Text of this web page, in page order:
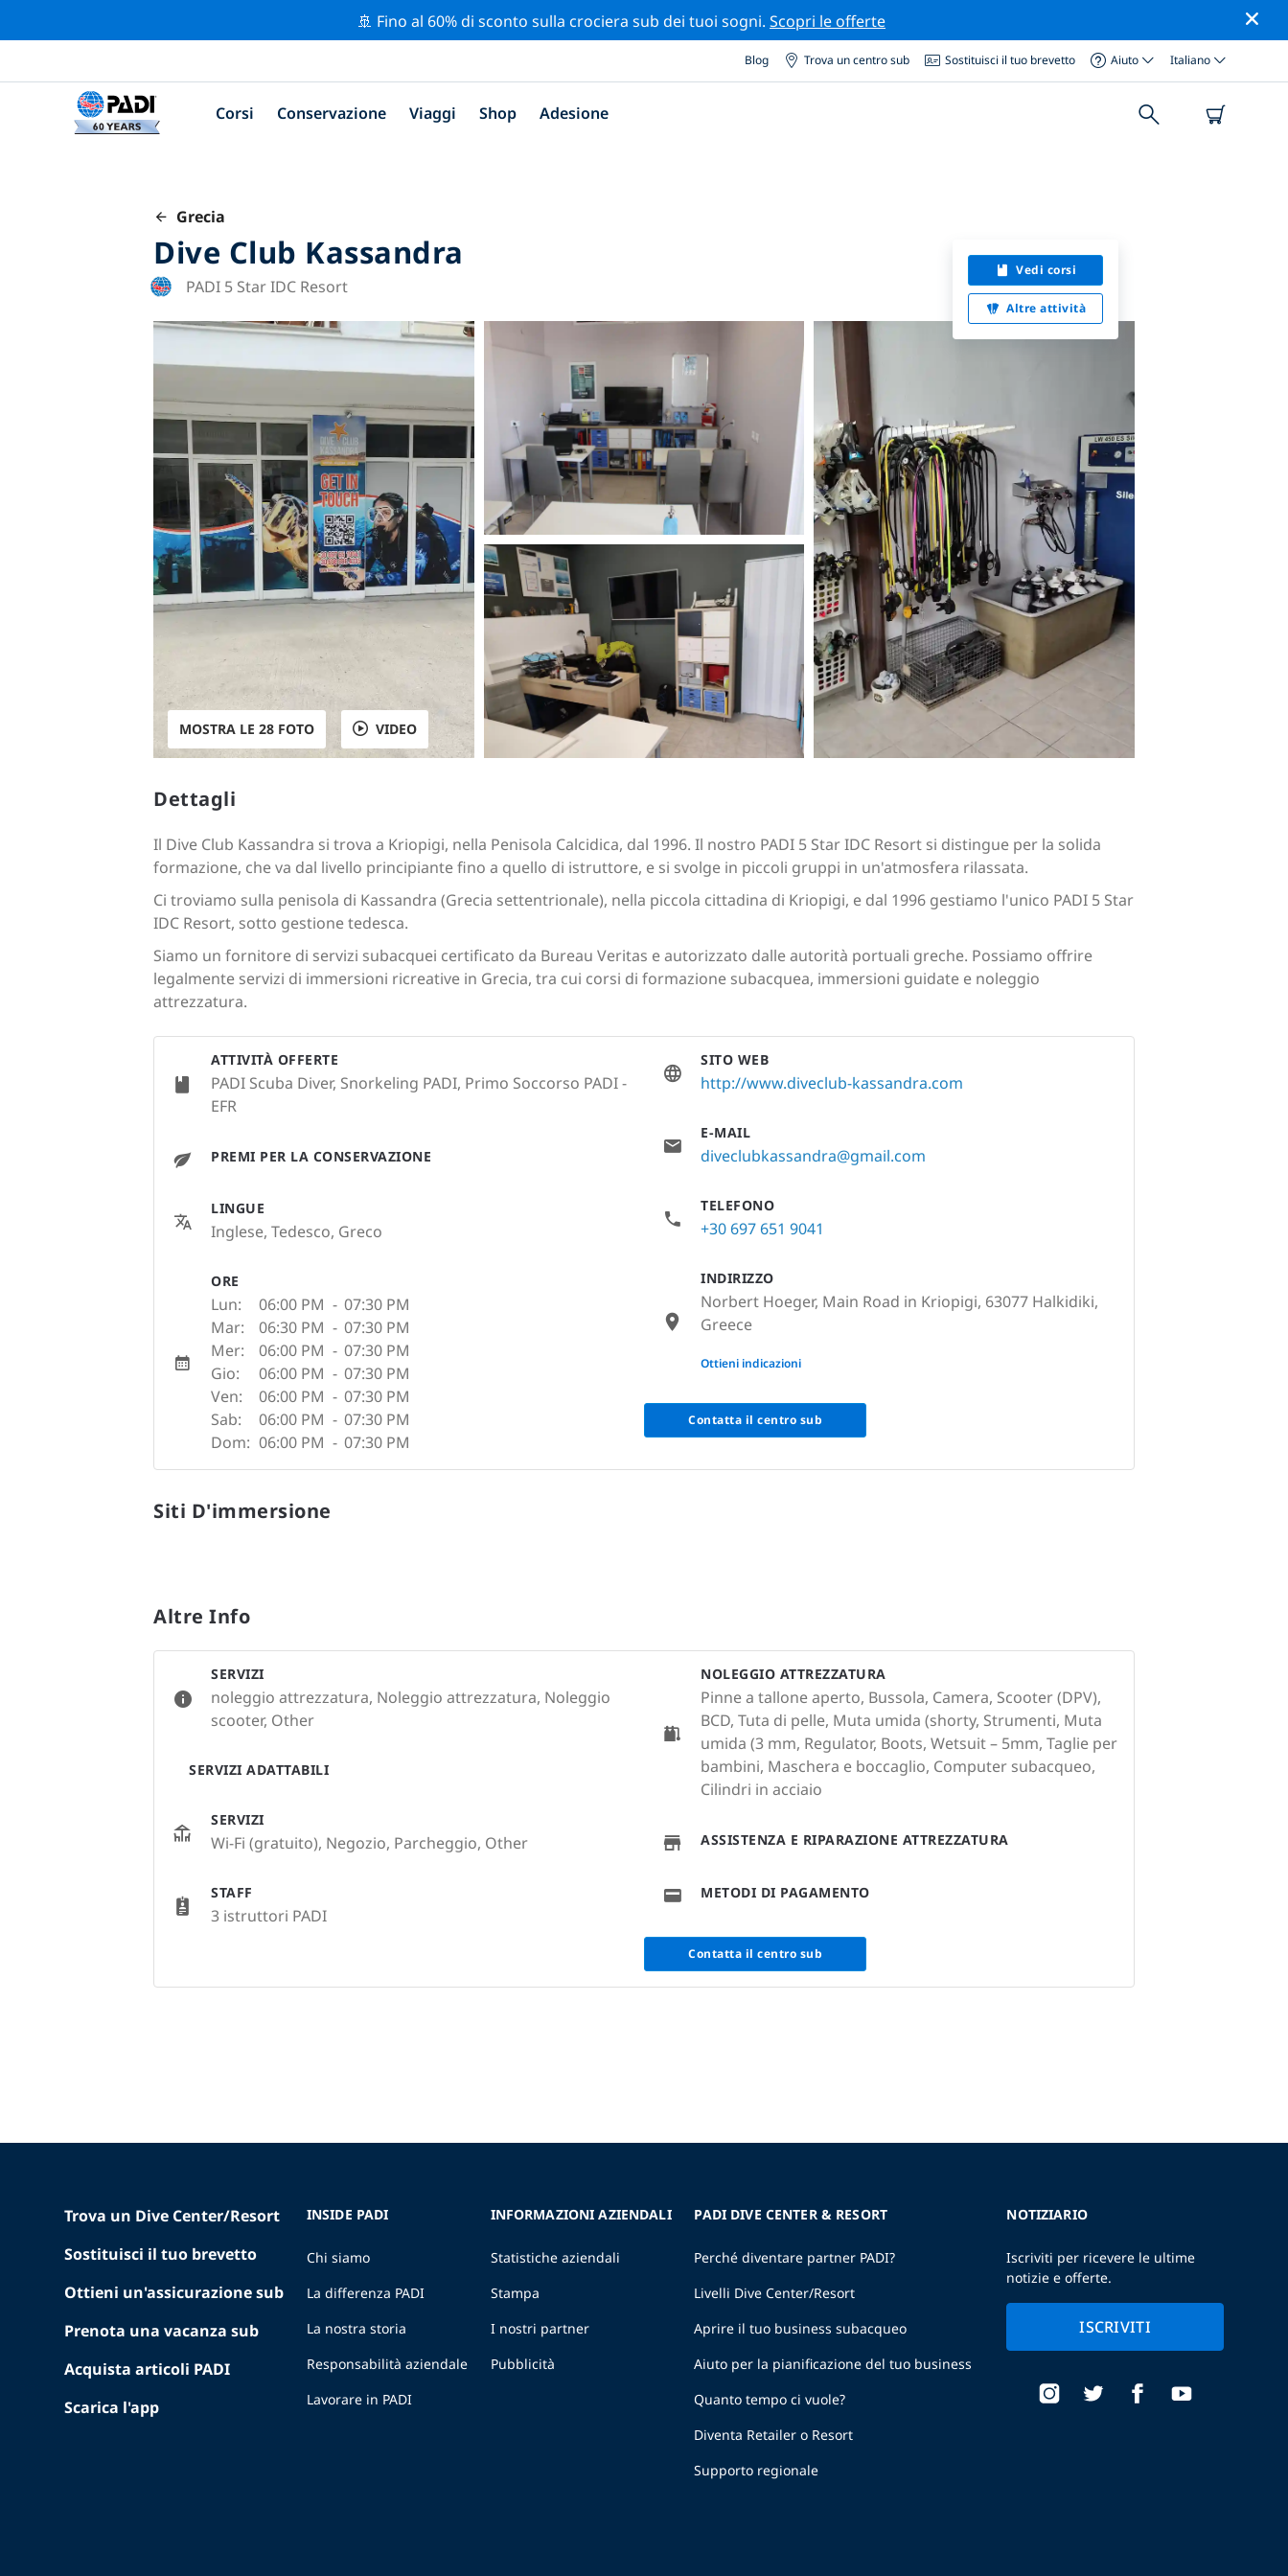
🚢 Fino al 60% di sconto sulla crociera sub dei tuoi sogni. Scopri le offerte
Blog Trova un centro sub Sostituisci il tuo brevetto Aiuto Italiano
Corsi Conservazione Viaggi Shop Adesione
Grecia
Dive Club Kassandra
PADI 5 Star IDC Resort
Vedi corsi
Altre attività
MOSTRA LE 28 FOTO VIDEO
Dettagli
Il Dive Club Kassandra si trova a Kriopigi, nella Penisola Calcidica, dal 1996. Il nostro PADI 5 Star IDC Resort si distingue per la solida
formazione, che va dal livello principiante fino a quello di istruttore, e si svolge in piccoli gruppi in un'atmosfera rilassata.
Ci troviamo sulla penisola di Kassandra (Grecia settentrionale), nella piccola cittadina di Kriopigi, e dal 1996 gestiamo l'unico PADI 5 Star
IDC Resort, sotto gestione tedesca.
Siamo un fornitore di servizi subacquei certificato da Bureau Veritas e autorizzato dalle autorità portuali greche. Possiamo offrire
legalmente servizi di immersioni ricreative in Grecia, tra cui corsi di formazione subacquea, immersioni guidate e noleggio
attrezzatura.
ATTIVITÀ OFFERTE
PADI Scuba Diver, Snorkeling PADI, Primo Soccorso PADI -
EFR
PREMI PER LA CONSERVAZIONE
LINGUE
Inglese, Tedesco, Greco
ORE
Lun: 06:00 PM - 07:30 PM
Mar:
06:30 PM - 07:30 PM
Mer:
06:00 PM - 07:30 PM
Gio:
06:00 PM - 07:30 PM
Ven:
06:00 PM - 07:30 PM
Sab:
06:00 PM - 07:30 PM
Dom: 06:00 PM - 07:30 PM
SITO WEB
http://www.diveclub-kassandra.com
E-MAIL
diveclubkassandra@gmail.com
TELEFONO
+30 697 651 9041
INDIRIZZO
Norbert Hoeger, Main Road in Kriopigi, 63077 Halkidiki,
Greece
None
Ottieni indicazioni
Contatta il centro sub
Siti D'immersione
Altre Info
SERVIZI
noleggio attrezzatura, Noleggio attrezzatura, Noleggio
scooter, Other
SERVIZI ADATTABILI
SERVIZI
Wi-Fi (gratuito), Negozio, Parcheggio, Other
STAFF
3 istruttori PADI
NOLEGGIO ATTREZZATURA
Pinne a tallone aperto, Bussola, Camera, Scooter (DPV),
BCD, Tuta di pelle, Muta umida (shorty, Strumenti, Muta
umida (3 mm, Regulator, Boots, Wetsuit – 5mm, Taglie per
bambini, Maschera e boccaglio, Computer subacqueo,
Cilindri in acciaio
ASSISTENZA E RIPARAZIONE ATTREZZATURA
METODI DI PAGAMENTO
Contatta il centro sub
Trova un Dive Center/Resort
Sostituisci il tuo brevetto
Ottieni un'assicurazione sub
Prenota una vacanza sub
Acquista articoli PADI
Scarica l'app
INSIDE PADI
Chi siamo
La differenza PADI
La nostra storia
Responsabilità aziendale
Lavorare in PADI
INFORMAZIONI AZIENDALI
Statistiche aziendali
Stampa
I nostri partner
Pubblicità
PADI DIVE CENTER & RESORT
Perché diventare partner PADI?
Livelli Dive Center/Resort
Aprire il tuo business subacqueo
Aiuto per la pianificazione del tuo business
Quanto tempo ci vuole?
Diventa Retailer o Resort
Supporto regionale
NOTIZIARIO
Iscriviti per ricevere le ultime
notizie e offerte.
ISCRIVITI